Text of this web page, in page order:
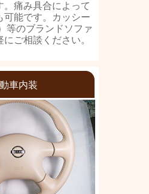
。痛み具合によって
可能です。カッシー
等のブランドソファ
ご相談ください。
車内装